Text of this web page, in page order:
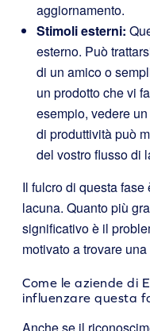
aggiornamento.
Stimoli esterni:
esterno. Può
di un amico o
un prodotto che vi
esempio, vedere
di produttività può
del vostro flusso di
Il fulcro di questa
lacuna. Quanto più
significativo è il
motivato a trovare
Come le aziende di
influenzare questa